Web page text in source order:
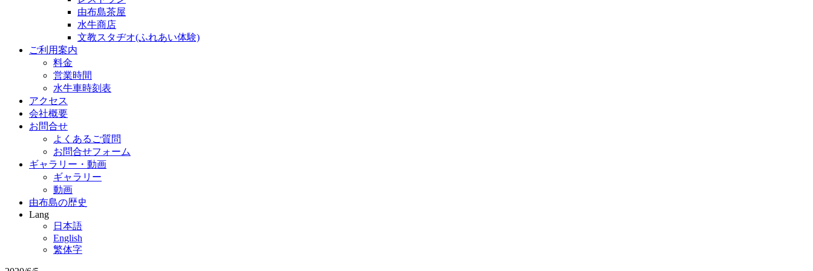
由布島茶屋
水牛商店
文教スタヂオ(ふれあい体験)
ご利用案内
料金
営業時間
水牛車時刻表
アクセス
会社概要
お問合せ
よくあるご質問
お問合せフォーム
ギャラリー・動画
ギャラリー
動画
由布島の歴史
Lang
日本語
English
繁体字